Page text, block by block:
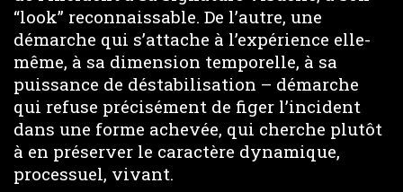
“look” reconnaissable. De l’autre, une
démarche qui s’attache à l’expérience elle-
même, à sa dimension temporelle, à sa
puissance de déstabilisation – démarche
qui refuse précisément de figer l’incident
dans une forme achevée, qui cherche plutôt
à en préserver le caractère dynamique,
processuel, vivant.